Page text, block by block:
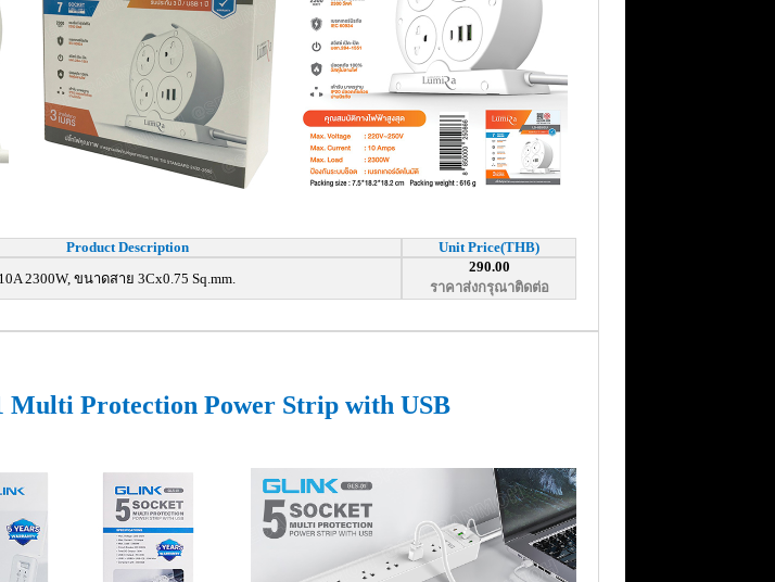
Product Description
Unit Price(THB)
2300W, ขนาดสาย 3Cx0.75 Sq.mm.
290.00
ราคาส่งกรุณาติดต่อ
Multi Protection Power Strip with USB